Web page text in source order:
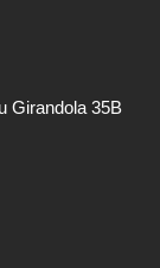
Girandola 35B